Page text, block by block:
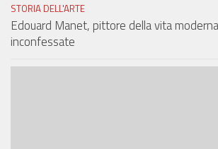
STORIA DELL'ARTE
Edouard Manet, pittore della vita
inconfessate